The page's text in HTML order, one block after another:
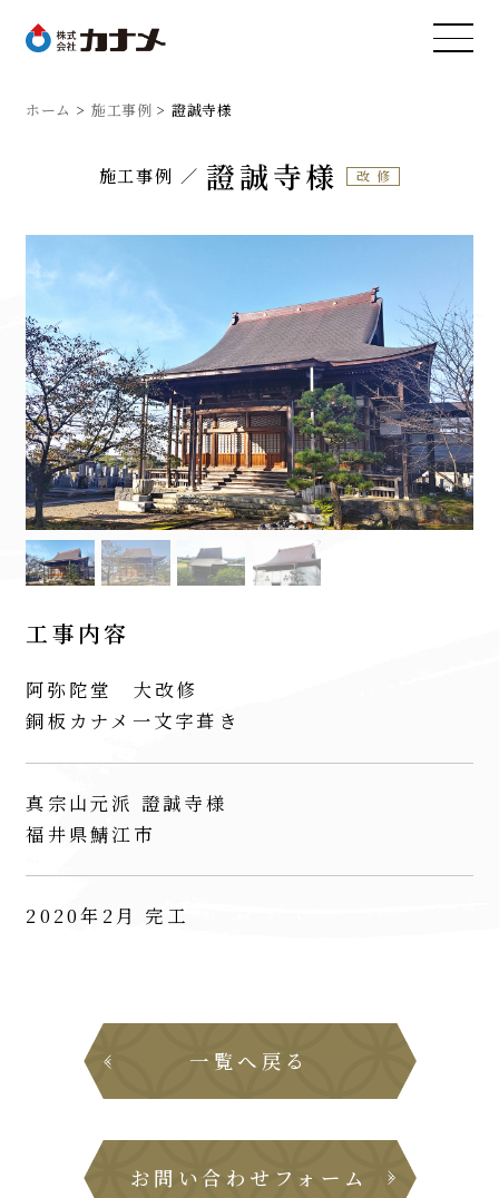
ホーム 施工事例 證誠寺様
施工事例 證誠寺様 改修
工事内容
阿弥陀堂 大改修
銅板カナメ一文字葺き
真宗山元派 證誠寺様
福井県鯖江市
2020年2月 完工
一覧へ戻る
お問い合わせフォーム